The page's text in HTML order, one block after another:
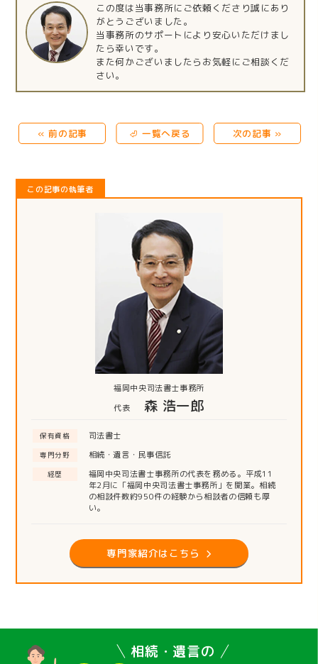
この度は当事務所にご依頼くださり誠にあり
がとうございました。
当事務所のサポートにより安心いただけまし
たら幸いです。
また何かございましたらお気軽にご相談くだ
さい。
« 前の記事 ⏎ 一覧へ戻る 次の記事 »
この記事の執筆者
福岡中央司法書士事務所
代表
森 浩一郎
保有資格 司法書士
専門分野 相続・遺言・民事信託
経歴
福岡中央司法書士事務所の代表を務める。平成11
年2月に「福岡中央司法書士事務所」を開業。相続
の相談件数約950件の経験から相談者の信頼も厚
い。
専門家紹介はこちら
相続・遺言の